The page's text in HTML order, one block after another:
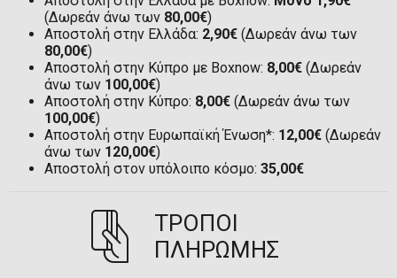
(Δωρεάν άνω των 80,00€)
Αποστολή στην Ελλάδα: 2,90€ (Δωρεάν άνω των
80,00€)
Αποστολή στην Κύπρο με Boxnow: 8,00€ (Δωρεάν
άνω των 100,00€)
Αποστολή στην Κύπρο: 8,00€ (Δωρεάν άνω των
100,00€)
Αποστολή στην Ευρωπαϊκή Ένωση*: 12,00€ (Δωρεάν
άνω των 120,00€)
Αποστολή στον υπόλοιπο κόσμο: 35,00€
ΤΡΟΠΟΙ
ΠΛΗΡΩΜΗΣ